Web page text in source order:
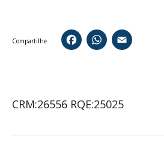
Compartilhe FacebookWhatsApp
CRM:26556 RQE:25025